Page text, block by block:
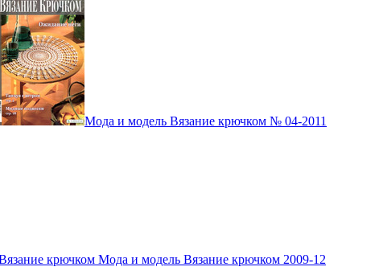
Мода и модель Вязание крючком № 04-2011
крючком Мода и модель Вязание крючком 2009-12